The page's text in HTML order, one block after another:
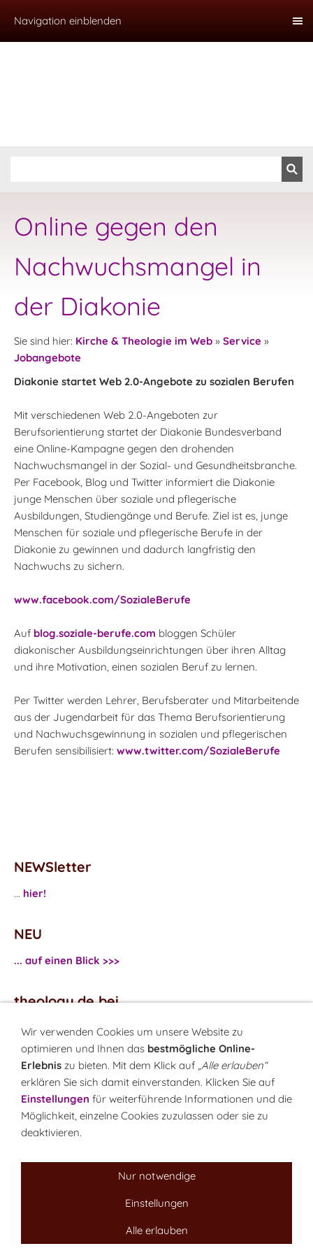
Navigation einblenden
Online gegen den
Nachwuchsmangel in
der Diakonie
Sie sind hier: Kirche & Theologie im Web » Service »
Jobangebote
Diakonie startet Web 2.0-Angebote zu sozialen Berufen
Mit verschiedenen Web 2.0-Angeboten zur
Berufsorientierung startet der Diakonie Bundesverband
eine Online-Kampagne gegen den drohenden
Nachwuchsmangel in der Sozial- und Gesundheitsbranche.
Per Facebook, Blog und Twitter informiert die Diakonie
junge Menschen über soziale und pflegerische
Ausbildungen, Studiengänge und Berufe. Ziel ist es, junge
Menschen für soziale und pflegerische Berufe in der
Diakonie zu gewinnen und dadurch langfristig den
Nachwuchs zu sichern.
www.facebook.com/SozialeBerufe
Auf blog.soziale-berufe.com bloggen Schüler
diakonischer Ausbildungseinrichtungen über ihren Alltag
und ihre Motivation, einen sozialen Beruf zu lernen.
Per Twitter werden Lehrer, Berufsberater und Mitarbeitende
aus der Jugendarbeit für das Thema Berufsorientierung
und Nachwuchsgewinnung in sozialen und pflegerischen
Berufen sensibilisiert: www.twitter.com/SozialeBerufe
NEWSletter
... hier!
NEU
... auf einen Blick >>>
theology.de bei
...Facebook
...Twitter
Monatsrätsel
Rätseln & Gewinnen!
LINK-Hinweis
Über unsKontakt
Wir verwenden Cookies um unsere Website zu
optimieren und Ihnen das bestmögliche Online-
Erlebnis zu bieten. Mit dem Klick auf „Alle erlauben“
erklären Sie sich damit einverstanden. Klicken Sie auf
Einstellungen für weiterführende Informationen und die
Möglichkeit, einzelne Cookies zuzulassen oder sie zu
deaktivieren.
Nur notwendige
Einstellungen
Alle erlauben